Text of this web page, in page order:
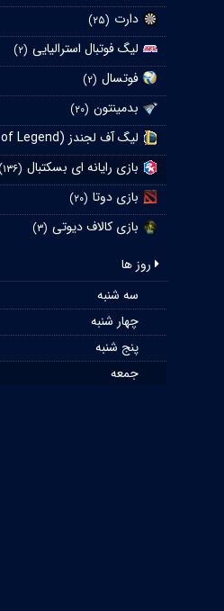
دارت (۲۵)
لیگ فوتبال استرالیایی (۲)
فوتسال (۲)
بدمینتون (۲۰)
لیگ آف لجندز (League of Legend)
بازی رایانه ای بسکتبال (۱۳۶)
بازی دوتا (۲۰)
بازی کالاف دیوتی (۳)
روز ها
سه شنبه
چهار شنبه
پنج شنبه
جمعه